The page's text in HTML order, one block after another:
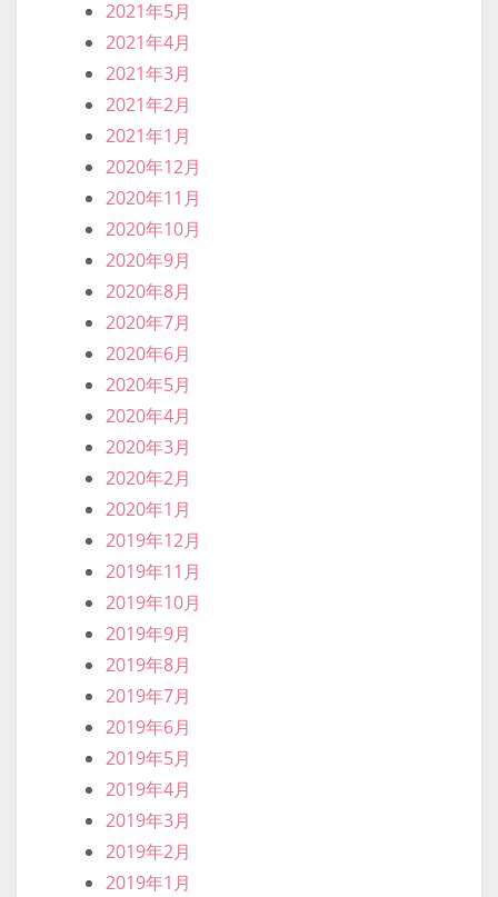
2021年5月
2021年4月
2021年3月
2021年2月
2021年1月
2020年12月
2020年11月
2020年10月
2020年9月
2020年8月
2020年7月
2020年6月
2020年5月
2020年4月
2020年3月
2020年2月
2020年1月
2019年12月
2019年11月
2019年10月
2019年9月
2019年8月
2019年7月
2019年6月
2019年5月
2019年4月
2019年3月
2019年2月
2019年1月